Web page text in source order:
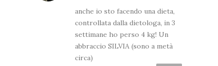
anche io sto facendo una dieta,
controllata dalla dietologa, in 3
settimane ho perso 4 kg! Un
abbraccio SILVIA (sono a metà
circa)